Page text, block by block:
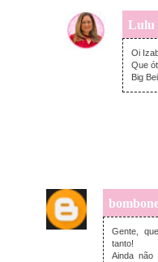
Lulu
Oi
Que
Big
Gente,
tanto!
Ainda